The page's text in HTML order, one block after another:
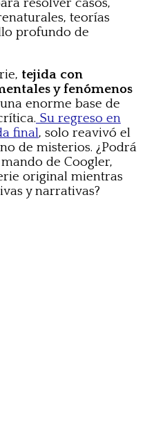
teorías
profundo de
tejida con
y fenómenos
enorme base de
Su regreso en
final, solo reavivó el
de misterios. ¿Podrá
de Coogler,
original mientras
y narrativas?